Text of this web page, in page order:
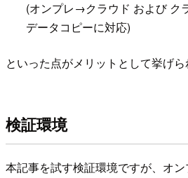
(オンプレ→クラウド および ク
データコピーに対応)
といった点がメリットとして挙げら
検証環境
本記事を試す検証環境ですが、オ